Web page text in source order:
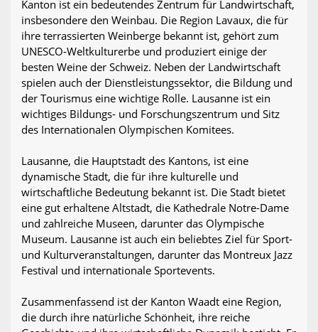
Kanton ist ein bedeutendes Zentrum für Landwirtschaft,
insbesondere den Weinbau. Die Region Lavaux, die für
ihre terrassierten Weinberge bekannt ist, gehört zum
UNESCO-Weltkulturerbe und produziert einige der
besten Weine der Schweiz. Neben der Landwirtschaft
spielen auch der Dienstleistungssektor, die Bildung und
der Tourismus eine wichtige Rolle. Lausanne ist ein
wichtiges Bildungs- und Forschungszentrum und Sitz
des Internationalen Olympischen Komitees.
Lausanne, die Hauptstadt des Kantons, ist eine
dynamische Stadt, die für ihre kulturelle und
wirtschaftliche Bedeutung bekannt ist. Die Stadt bietet
eine gut erhaltene Altstadt, die Kathedrale Notre-Dame
und zahlreiche Museen, darunter das Olympische
Museum. Lausanne ist auch ein beliebtes Ziel für Sport-
und Kulturveranstaltungen, darunter das Montreux Jazz
Festival und internationale Sportevents.
Zusammenfassend ist der Kanton Waadt eine Region,
die durch ihre natürliche Schönheit, ihre reiche